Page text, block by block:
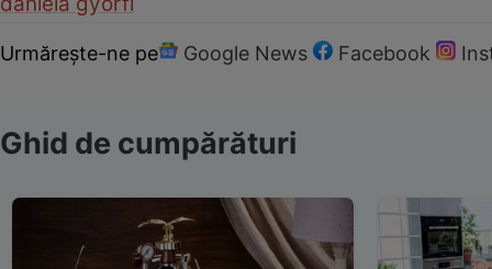
Urmărește-ne pe Google News Facebook
Ghid de cumpărături